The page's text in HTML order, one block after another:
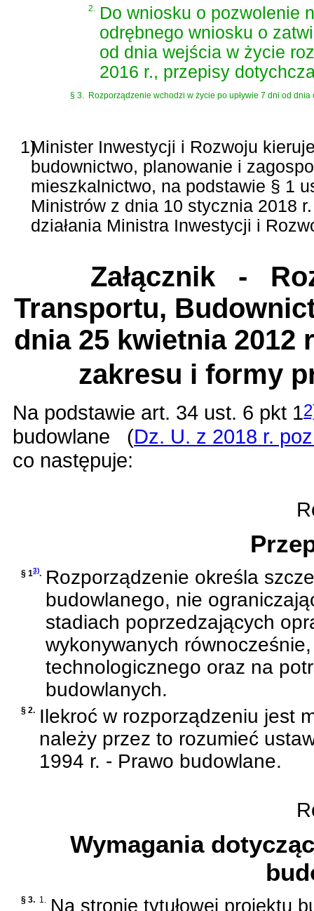
2. Do wniosku o pozwolenie
odrębnego wniosku o
od dnia wejścia w życie
2016 r., przepisy
§ 3. Rozporządzenie wchodzi w życie po upływie 7 dni od dnia
1)Minister Inwestycji i Rozwoju
budownictwo, planowanie i
mieszkalnictwo, na podstawie § 1
Ministrów z dnia 10 stycznia 2018
działania Ministra Inwestycji i
Załącznik -
Transportu,
dnia 25 kwietnia 2012
zakresu i formy
Na podstawie art. 34 ust. 6 pkt 1
budowlane (Dz. U. z 2018 r.
co następuje:
§ 13). Rozporządzenie określa
budowlanego, nie
stadiach poprzedzających
wykonywanych
technologicznego oraz na
budowlanych.
§ 2. Ilekroć w rozporządzeniu jest
należy przez to rozumieć
1994 r. - Prawo budowlane.
Wymagania
§ 3. 1. Na stronie tytułowej projektu